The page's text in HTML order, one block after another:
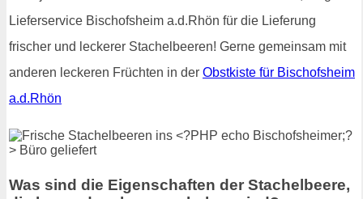
Lieferservice Bischofsheim a.d.Rhön für die Lieferung
frischer und leckerer Stachelbeeren! Gerne gemeinsam mit
anderen leckeren Früchten in der Obstkiste für Bischofsheim
a.d.Rhön
Was sind die Eigenschaften der Stachelbeere,